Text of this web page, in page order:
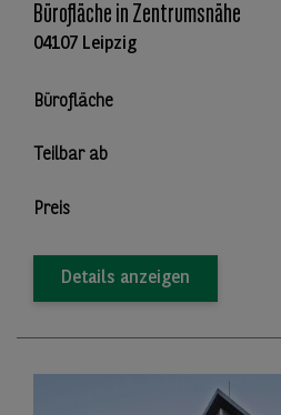
Bürofläche in Zentrumsnähe
04107 Leipzig
Bürofläche
Teilbar ab
Preis
Details anzeigen